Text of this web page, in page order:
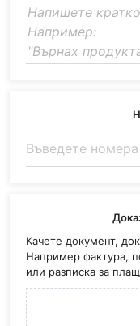
Качете документ,
Например фактура,
или разписка за